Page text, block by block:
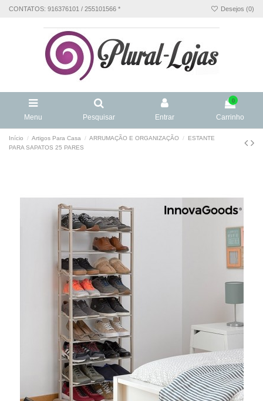
CONTATOS: 916376101 / 255101566 * Desejos (0)
Menu Pesquisar Entrar
0
Carrinho
Início Artigos Para Casa ARRUMAÇÃO E ORGANIZAÇÃO
ESTANTE
PARA SAPATOS 25 PARES